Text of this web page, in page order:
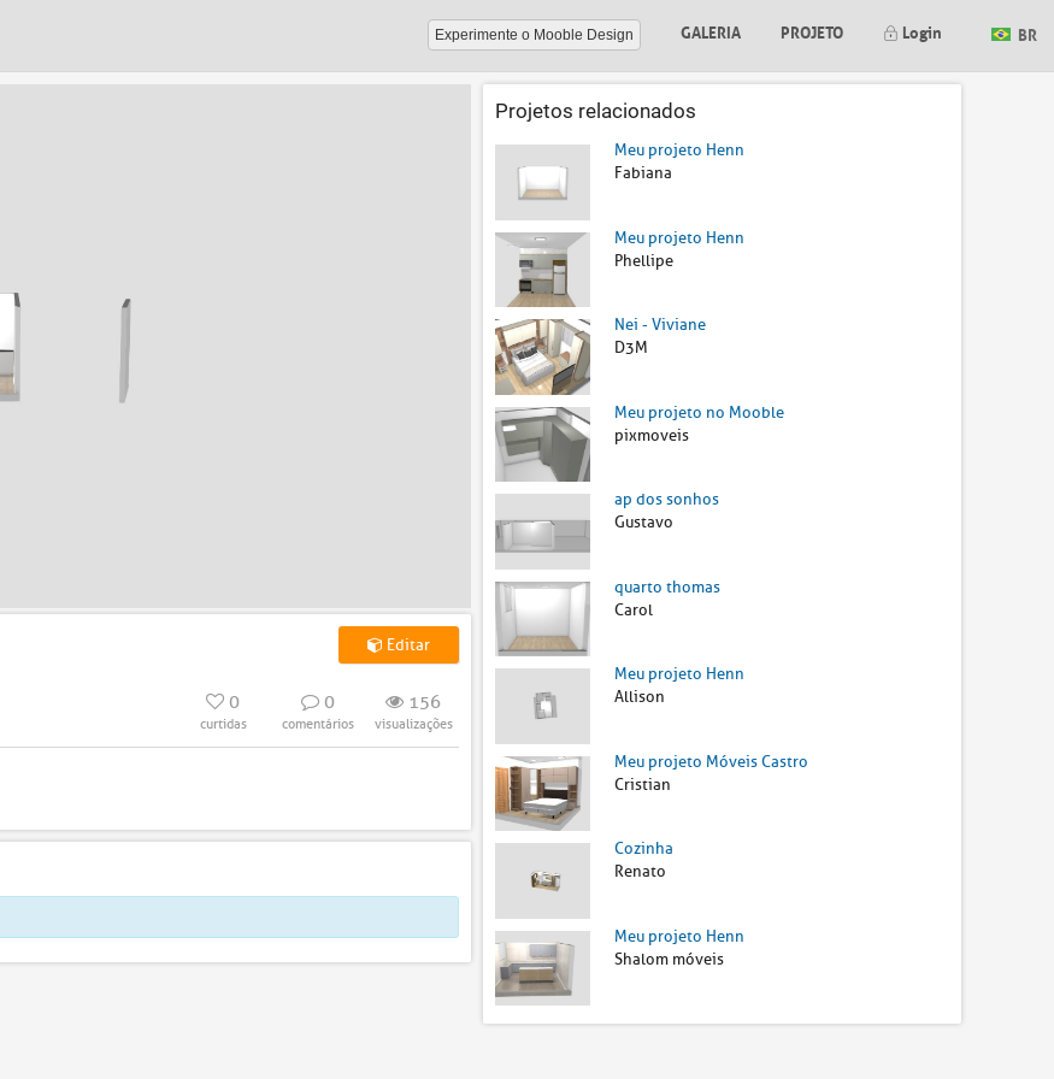
Experimente o Mooble Design GALERIA PROJETO Login BR
Editar
0
curtidas
0
comentários
156
visualizações
Projetos relacionados
Meu projeto Henn
Fabiana
Meu projeto Henn
Phellipe
Nei - Viviane
D3M
Meu projeto no Mooble
pixmoveis
ap dos sonhos
Gustavo
quarto thomas
Carol
Meu projeto Henn
Allison
Meu projeto Móveis Castro
Cristian
Cozinha
Renato
Meu projeto Henn
Shalom móveis